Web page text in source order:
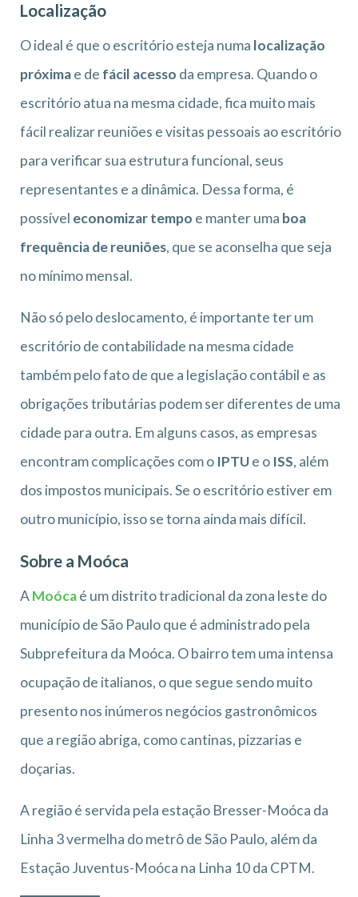
Localização
O ideal é que o escritório esteja numa localização
próximae de fácil acesso da empresa. Quando o
escritório atua na mesma cidade, fica muito mais
fácil realizar reuniões e visitas pessoais ao escritório
para verificar sua estrutura funcional, seus
representantes e a dinâmica. Dessa forma, é
possível economizar tempo e manter uma boa
frequência de reuniões, que se aconselha que seja
no mínimo mensal.
Não só pelo deslocamento, é importante ter um
escritório de contabilidade na mesma cidade
também pelo fato de que a legislação contábil e as
obrigações tributárias podem ser diferentes de uma
cidade para outra. Em alguns casos, as empresas
encontram complicações com o IPTUe o ISS, além
dos impostos municipais. Se o escritório estiver em
outro município, isso se torna ainda mais difícil.
Sobre a Moóca
AMoócaé um distrito tradicional da zona leste do
município de São Paulo que é administrado pela
Subprefeitura da Moóca. O bairro tem uma intensa
ocupação de italianos, o que segue sendo muito
presento nos inúmeros negócios gastronômicos
que a região abriga, como cantinas, pizzarias e
doçarias.
A região é servida pela estação Bresser-Moóca da
Linha 3 vermelha do metrô de São Paulo, além da
Estação Juventus-Moóca na Linha 10 da CPTM.